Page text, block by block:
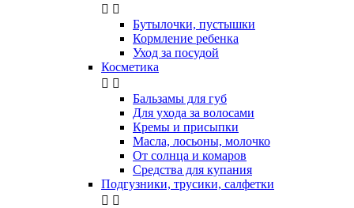
 
Бутылочки, пустышки
Кормление ребенка
Уход за посудой
Косметика
 
Бальзамы для губ
Для ухода за волосами
Кремы и присыпки
Масла, лосьоны, молочко
От солнца и комаров
Средства для купания
Подгузники, трусики, салфетки
 